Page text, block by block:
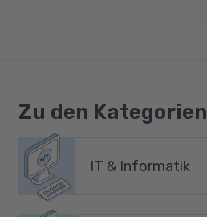
Zu den Kategorien
IT & Informatik